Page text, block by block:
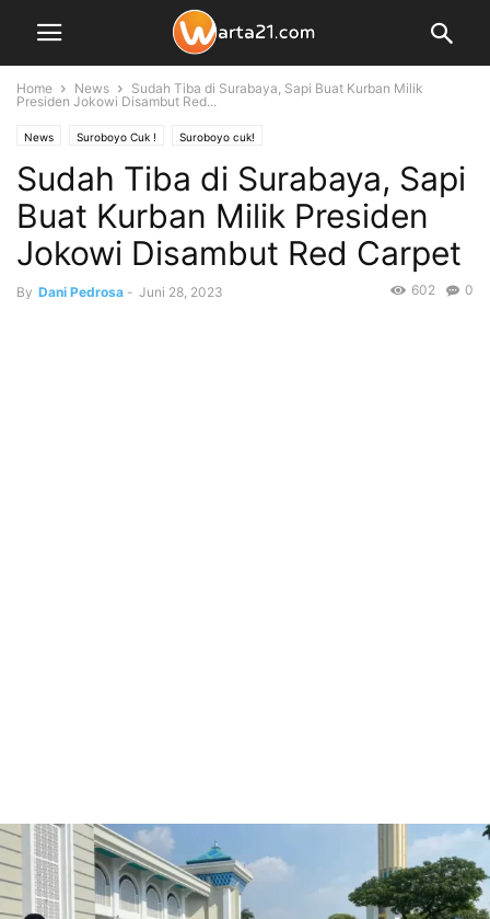
Home News
Sudah Tiba di Surabaya, Sapi Buat Kurban Milik
Presiden Jokowi Disambut Red...
News Suroboyo Cuk ! Suroboyo cuk!
Sudah Tiba di Surabaya, Sapi
Buat Kurban Milik Presiden
Jokowi Disambut Red Carpet
By Dani Pedrosa - Juni 28, 2023 0
602